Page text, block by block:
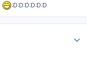
:D:D:D:D:D:D